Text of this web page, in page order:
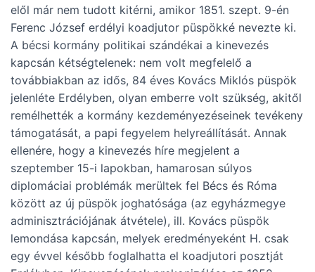
elől már nem tudott kitérni, amikor 1851. szept. 9-én
Ferenc József erdélyi koadjutor püspökké nevezte ki.
A bécsi kormány politikai szándékai a kinevezés
kapcsán kétségtelenek: nem volt megfelelő a
továbbiakban az idős, 84 éves Kovács Miklós püspök
jelenléte Erdélyben, olyan emberre volt szükség, akitől
remélhették a kormány kezdeményezéseinek tevékeny
támogatását, a papi fegyelem helyreállítását. Annak
ellenére, hogy a kinevezés híre megjelent a
szeptember 15-i lapokban, hamarosan súlyos
diplomáciai problémák merültek fel Bécs és Róma
között az új püspök joghatósága (az egyházmegye
adminisztrációjának átvétele), ill. Kovács püspök
lemondása kapcsán, melyek eredményeként H. csak
egy évvel később foglalhatta el koadjutori posztját